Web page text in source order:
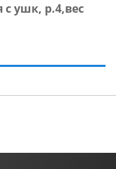
ушк, р.4,вес